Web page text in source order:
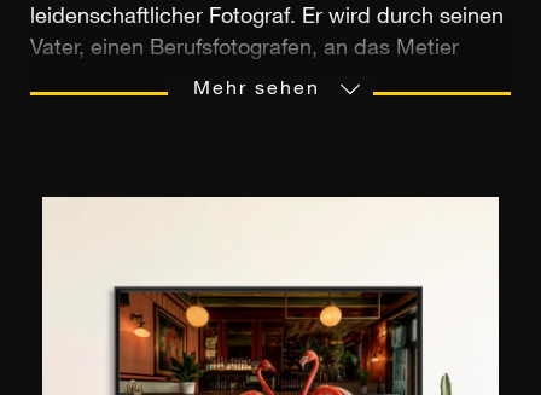
leidenschaftlicher Fotograf. Er wird durch seinen
Vater, einen Berufsfotografen, an das Metier
herangeführt und lernt die Grundlagen im
wie L'Équipe. Parallel zu seinem Berufsalltag
macht der Fan von Natur und Leben in der
Wildnis, seit 2013 mehrere Expeditionen in den
Mehr sehen